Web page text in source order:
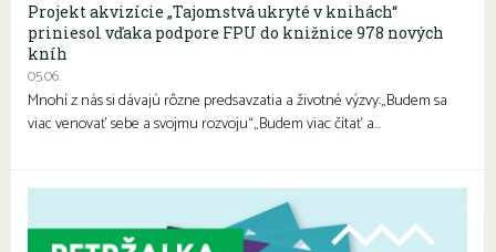
Projekt akvizície „Tajomstvá ukryté v knihách“
priniesol vďaka podpore FPU do knižnice 978 nových
kníh
05.06.
Mnohí z nás si dávajú rôzne predsavzatia a životné výzvy:„Budem sa
viac venovať sebe a svojmu rozvoju“„Budem viac čítať a…